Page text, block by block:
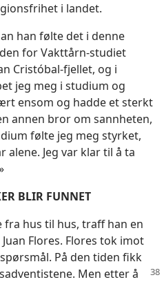
i landet.
han følte det i denne
for Vakttårn-studiet
Cristóbal-fjellet, og i
jeg meg i studium og
ensom og hadde et sterkt
annen bror om sannheten,
følte jeg meg styrket,
alene. Jeg var klar til å ta
BLIR FUNNET
hus til hus, traff han en
Flores. Flores tok imot
På den tiden fikk
Men etter å